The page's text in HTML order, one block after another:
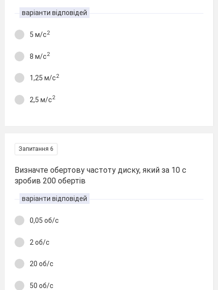
варіанти відповідей
5 м/с2
8 м/с2
1,25 м/с2
2,5 м/с2
Запитання 6
Визначте обертову частоту диску, який за 10 с
зробив 200 обертів
варіанти відповідей
0,05 об/с
2 об/с
20 об/с
50 об/с